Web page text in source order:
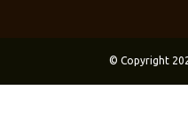
© Copyright